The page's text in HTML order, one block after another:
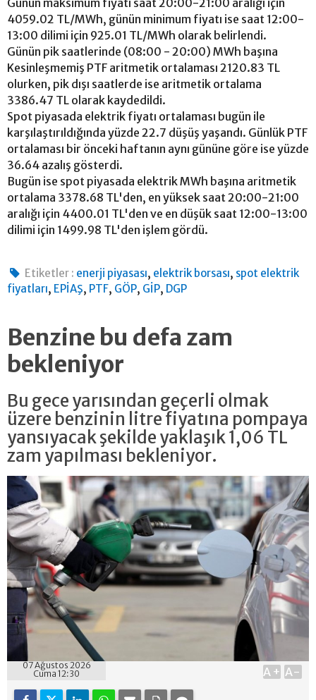
Günün maksimum fiyatı saat 20:00-21:00 aralığı için
4059.02 TL/MWh, günün minimum fiyatı ise saat 12:00-
13:00 dilimi için 925.01 TL/MWh olarak belirlendi.
Günün pik saatlerinde (08:00 - 20:00) MWh başına
Kesinleşmemiş PTF aritmetik ortalaması 2120.83 TL
olurken, pik dışı saatlerde ise aritmetik ortalama
3386.47 TL olarak kaydedildi.
Spot piyasada elektrik fiyatı ortalaması bugün ile
karşılaştırıldığında yüzde 22.7 düşüş yaşandı. Günlük PTF
ortalaması bir önceki haftanın aynı gününe göre ise yüzde
36.64 azalış gösterdi.
Bugün ise spot piyasada elektrik MWh başına aritmetik
ortalama 3378.68 TL'den, en yüksek saat 20:00-21:00
aralığı için 4400.01 TL'den ve en düşük saat 12:00-13:00
dilimi için 1499.98 TL'den işlem gördü.
Etiketler : enerji piyasası, elektrik borsası, spot elektrik
fiyatları, EPİAŞ, PTF, GÖP, GİP, DGP
Benzine bu defa zam
bekleniyor
Bu gece yarısından geçerli olmak
üzere benzinin litre fiyatına pompaya
yansıyacak şekilde yaklaşık 1,06 TL
zam yapılması bekleniyor.
07 Ağustos 2026
Cuma 12:30
A+ A-